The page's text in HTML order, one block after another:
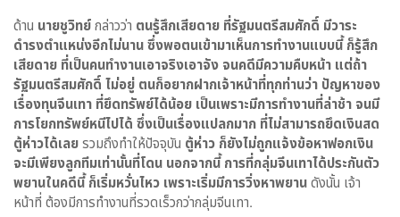
ด้าน นายชูวิทย์กล่าวว่า ตนรู้สึกเสียดาย ที่รัฐมนตรีสมศักดิ์ มีวาระ
ดำรงตำแหน่งอีกไม่นาน ซึ่งพอตนเข้ามาเห็นการทำงานแบบนี้ ก็รู้สึก
เสียดาย ที่เป็นคนทำงานเอาจริงเอาจัง จนคดีมีความคืบหน้า แต่ถ้า
รัฐมนตรีสมศักดิ์ ไม่อยู่ ตนก็อยากฝากเจ้าหน้าที่ทุกท่านว่า ปัญหาของ
เรื่องทุนจีนเทา ที่ยึดทรัพย์ได้น้อย เป็นเพราะมีการทำงานที่ล่าช้า จนมี
การโยกทรัพย์หนีไปได้ ซึ่งเป็นเรื่องแปลกมาก ที่ไม่สามารถยึดเงินสด
ตู้ห่าวได้เลยรวมถึงทำให้ปัจจุบัน ตู้ห่าว ก็ยังไม่ถูกแจ้งข้อหาฟอกเงิน
จะมีเพียงลูกทีมเท่านั้นที่โดน นอกจากนี้ การที่กลุ่มจีนเทาได้ประกันตัว
พยานในคดีนี้ ก็เริ่มหวั่นไหว เพราะเริ่มมีการวิ่งหาพยานดังนั้น เจ้า
หน้าที่ ต้องมีการทำงานที่รวดเร็วกว่ากลุ่มจีนเทา.